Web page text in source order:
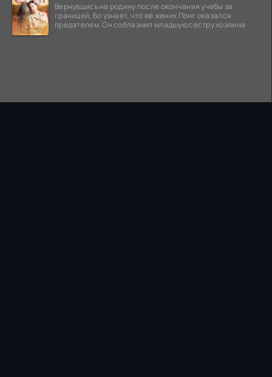
Вернувшись на родину после окончания учебы за
границей, Бо узнает, что её жених Понг оказался
предателем. Он соблазнил младшую сестру хозяина